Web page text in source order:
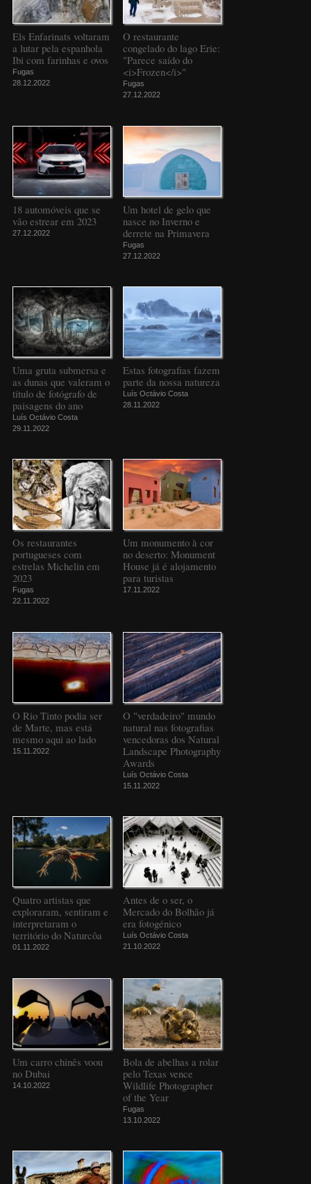
Els Enfarinats voltaram
a lutar pela espanhola
Ibi com farinhas e ovos
Fugas
28.12.2022
O restaurante
congelado do lago Erie:
"Parece saído do
<i>Frozen</i>"
Fugas
27.12.2022
18 automóveis que se
vão estrear em 2023
27.12.2022
Um hotel de gelo que
nasce no Inverno e
derrete na Primavera
Fugas
27.12.2022
Uma gruta submersa e
as dunas que valeram o
título de fotógrafo de
paisagens do ano
Luís Octávio Costa
29.11.2022
Estas fotografias fazem
parte da nossa natureza
Luís Octávio Costa
28.11.2022
Os restaurantes
portugueses com
estrelas Michelin em
2023
Fugas
22.11.2022
Um monumento à cor
no deserto: Monument
House já é alojamento
para turistas
17.11.2022
O Rio Tinto podia ser
de Marte, mas está
mesmo aqui ao lado
15.11.2022
O "verdadeiro" mundo
natural nas fotografias
vencedoras dos Natural
Landscape Photography
Awards
Luís Octávio Costa
15.11.2022
Quatro artistas que
exploraram, sentiram e
interpretaram o
território do Naturcôa
01.11.2022
Antes de o ser, o
Mercado do Bolhão já
era fotogénico
Luís Octávio Costa
21.10.2022
Um carro chinês voou
no Dubai
14.10.2022
Bola de abelhas a rolar
pelo Texas vence
Wildlife Photographer
of the Year
Fugas
13.10.2022